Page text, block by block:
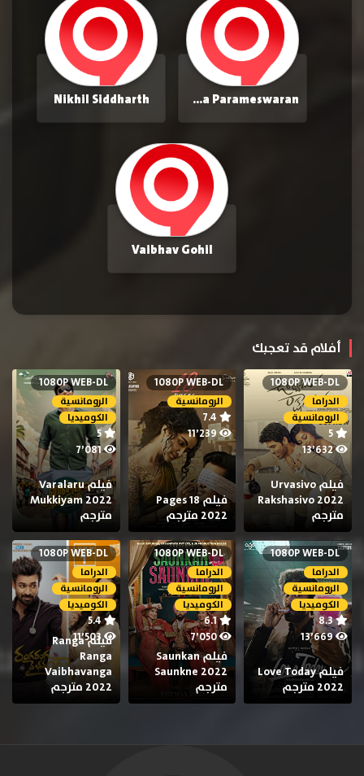
Anupama Parameswaran
Nikhil Siddharth
Vaibhav Gohil
أفلام قد تعجبك
1080P WEB-DL
الدراما
الرومانسية
13٬632
فيلم Urvasivo
Rakshasivo 2022
مترجم
1080P WEB-DL
الرومانسية
7.4
11٬239
فيلم 18 Pages
2022 مترجم
1080P WEB-DL
الرومانسية
الكوميديا
5
7٬081
فيلم Varalaru
Mukkiyam 2022
مترجم
1080P WEB-DL
الدراما
الرومانسية
الكوميديا
8.3
13٬669
فيلم Love Today
2022 مترجم
1080P WEB-DL
الدراما
الرومانسية
الكوميديا
6.1
7٬050
فيلم Saunkan
Saunkne 2022
مترجم
1080P WEB-DL
الدراما
الرومانسية
الكوميديا
5.4
11٬503
فيلم Ranga
Ranga
Vaibhavanga
2022 مترجم